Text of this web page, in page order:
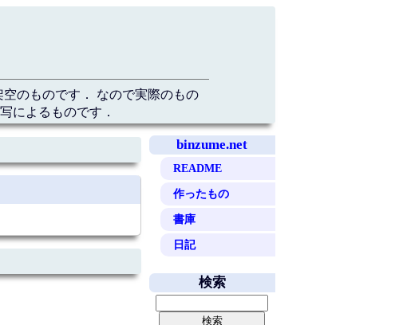
のものです． なので実際のもの
によるものです．
binzume.net
README
作ったもの
書庫
日記
検索